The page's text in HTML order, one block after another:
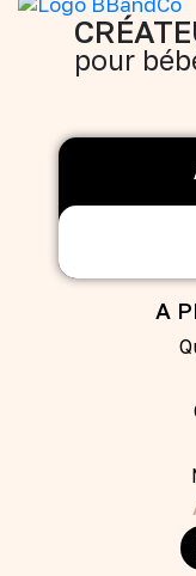
pour
A